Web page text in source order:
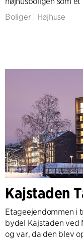
Boliger
Indretning
Landskab
Klimatilpasning
Planlægning
Product Design
Bygherrerådgivning
Workplace Design
Ekspertise
Architecture &
Landscape &
Boliger| Højhuse
Kajstaden
Etageejendommen i
bydel Kajstaden ved
og var, da den blev